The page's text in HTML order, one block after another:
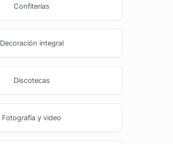
Confiterías
Decoración integral
Discotecas
Fotografía y video